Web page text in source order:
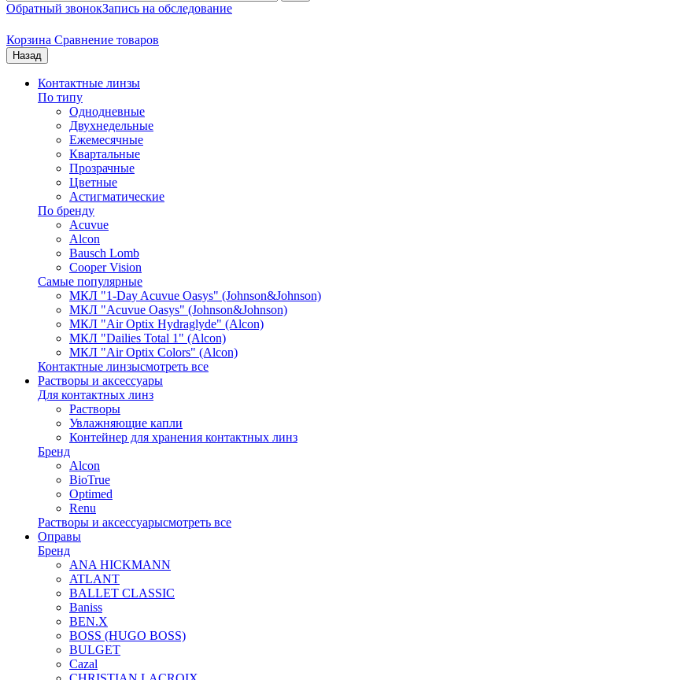
Обратный звонокЗапись на обследование
Корзина Сравнение товаров
Назад
Контактные линзы
По типу
Однодневные
Двухнедельные
Ежемесячные
Квартальные
Прозрачные
Цветные
Астигматические
По бренду
Acuvue
Alcon
Bausch Lomb
Cooper Vision
Самые популярные
МКЛ "1-Day Acuvue Oasys" (Johnson&Johnson)
МКЛ "Acuvue Oasys" (Johnson&Johnson)
МКЛ "Air Optix Hydraglyde" (Alcon)
МКЛ "Dailies Total 1" (Alcon)
МКЛ "Air Optix Colors" (Alcon)
Контактные линзысмотреть все
Растворы и аксессуары
Для контактных линз
Растворы
Увлажняющие капли
Контейнер для хранения контактных линз
Бренд
Alcon
BioTrue
Optimed
Renu
Растворы и аксессуарысмотреть все
Оправы
Бренд
ANA HICKMANN
ATLANT
BALLET CLASSIC
Baniss
BEN.X
BOSS (HUGO BOSS)
BULGET
Cazal